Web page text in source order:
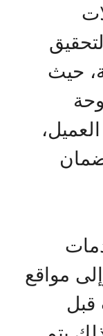
حيث
مواقع